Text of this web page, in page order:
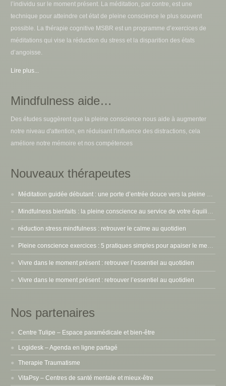
l’individu sur le moment présent. La méditation, par contre, est une
technique pour atteindre cet état de pleine conscience le plus souvent
possible. La thérapie cognitive MSBR est un programme d’exercices de
méditations qui vise la réduction du stress et la disparition des états
d’angoisse.
Lire plus...
Mindfulness aide…
Des études suggèrent que la pleine conscience nous aide à augmenter
notre niveau d'attention, en réduisant l'influence des distractions, cela
améliore notre mémoire et nos compétences
Nouveaux thérapeutes
Méditation guidée débutant : une porte d’entrée douce vers la pleine conscience
Mindfulness bienfaits : la pleine conscience au service de votre équilibre intérieur
réduction stress mindfulness : retrouver le calme au quotidien
Pleine conscience exercices : 5 pratiques simples pour apaiser le mental
Vivre dans le moment présent : retrouver l’essentiel au quotidien
Vivre dans le moment présent : retrouver l’essentiel au quotidien
Nos partenaires
Centre Tulipe – Espace paramédicale et bien-être
Logidesk – Agenda en ligne partagé
Therapie Traumatisme
VitaPsy – Centres de santé mentale et mieux-être